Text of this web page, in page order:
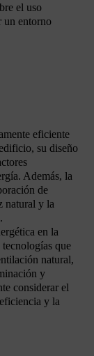
el uso
un entorno
eficiente
su diseño
Además, la
de
natural y la
en la
que
natural,
y
considerar el
y la